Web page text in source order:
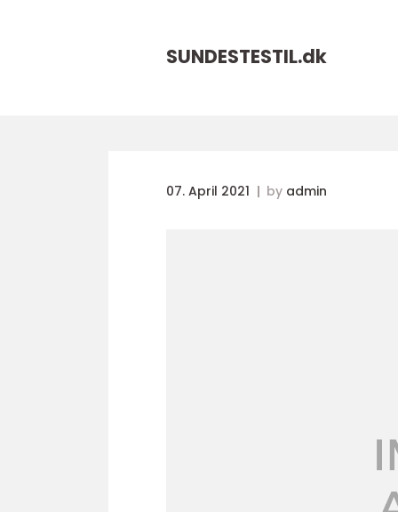
SUNDESTESTIL.dk
07. April 2021 by admin